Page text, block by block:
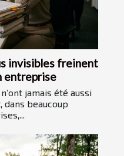
invisibles freinent
entreprise
jamais été aussi
beaucoup